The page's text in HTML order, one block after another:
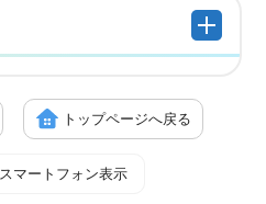
トップページへ戻る
スマートフォン表示